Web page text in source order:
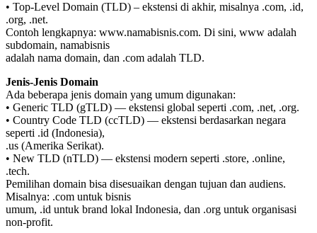
• Top-Level Domain (TLD) – ekstensi di akhir, misalnya .com, .id,
.org, .net.
Contoh lengkapnya: www.namabisnis.com. Di sini, www adalah
subdomain, namabisnis
adalah nama domain, dan .com adalah TLD.
Jenis-Jenis Domain
Ada beberapa jenis domain yang umum digunakan:
• Generic TLD (gTLD) — ekstensi global seperti .com, .net, .org.
• Country Code TLD (ccTLD) — ekstensi berdasarkan negara
seperti .id (Indonesia),
.us (Amerika Serikat).
• New TLD (nTLD) — ekstensi modern seperti .store, .online,
.tech.
Pemilihan domain bisa disesuaikan dengan tujuan dan audiens.
Misalnya: .com untuk bisnis
umum, .id untuk brand lokal Indonesia, dan .org untuk organisasi
non-profit.